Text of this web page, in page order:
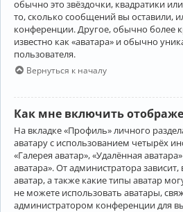
обычно это звёздочки, квадратики
то, сколько сообщений вы оставили,
конференции. Другое, обычно более
известно как «аватара» и обычно
пользователя.
Вернуться к началу
Как мне включить
На вкладке «Профиль» личного
аватару с использованием четырёх
«Галерея аватар», «Удалённая
аватара». От администратора
аватар, а также какие типы аватар
не можете использовать аватары,
администратором конференции для